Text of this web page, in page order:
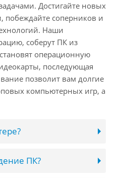
Достигайте новых
побеждайте соперников и
Наши
соберут ПК из
операционную
последующая
позволит вам долгие
компьютерных игр, а
ПК?